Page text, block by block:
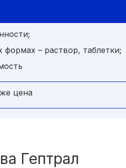
формах – раствор, таблетки;
цена
Гептрал